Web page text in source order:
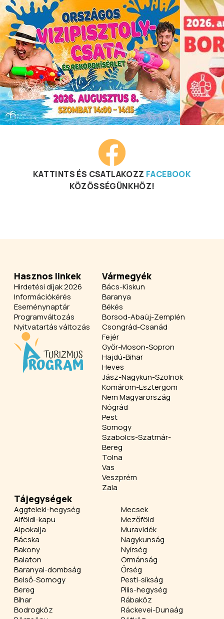
KATTINTS ÉS CSATLAKOZZ FACEBOOK
KÖZÖSSÉGÜNKHÖZ!
Hasznos linkek
Hirdetési díjak 2026
Információkérés
Eseménynaptár
Programváltozás
Nyitvatartás változás
Vármegyék
Bács-Kiskun
Baranya
Békés
Borsod-Abaúj-Zemplén
Csongrád-Csanád
Fejér
Győr-Moson-Sopron
Hajdú-Bihar
Heves
Jász-Nagykun-Szolnok
Komárom-Esztergom
Nem Magyarország
Nógrád
Pest
Somogy
Szabolcs-Szatmár-
Bereg
Tolna
Vas
Veszprém
Zala
Tájegységek
Aggteleki-hegység
Alföldi-kapu
Alpokalja
Bácska
Bakony
Balaton
Baranyai-dombság
Belső-Somogy
Bereg
Bihar
Bodrogköz
Mecsek
Mezőföld
Muravidék
Nagykunság
Nyírség
Ormánság
Őrség
Pesti-síkság
Pilis-hegység
Rábaköz
Ráckevei-Dunaág